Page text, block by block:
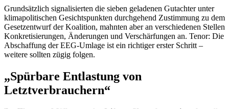
Grundsätzlich signalisierten die sieben geladenen Gutachter unter
klimapolitischen Gesichtspunkten durchgehend Zustimmung zu dem
Gesetzentwurf der Koalition, mahnten aber an verschiedenen Stellen
Konkretisierungen, Änderungen und Verschärfungen an. Tenor: Die
Abschaffung der EEG-Umlage ist ein richtiger erster Schritt –
weitere sollten zügig folgen.
„Spürbare Entlastung von
Letztverbrauchern“